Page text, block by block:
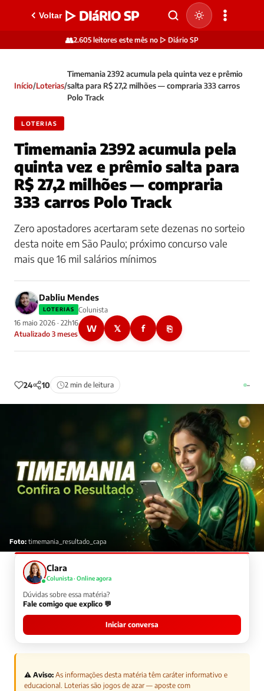
Voltar ▷ DIáRIO SP
👥2.605 leitores este mês no ▷ Diário SP
Início/Loterias/
Timemania 2392 acumula pela quinta vez e prêmio
salta para R$ 27,2 milhões — compraria 333 carros
Polo Track
LOTERIAS
Timemania 2392 acumula pela
quinta vez e prêmio salta para
R$ 27,2 milhões — compraria
333 carros Polo Track
Zero apostadores acertaram sete dezenas no sorteio
desta noite em São Paulo; próximo concurso vale
mais que 16 mil salários mínimos
Dabliu Mendes
LOTERIAS
Colunista
16 maio 2026 · 22h16
Atualizado 3 meses
W 𝕏 f ⎘
24 10 2 min de leitura –
Foto: timemania_resultado_capa
Clara
Colunista · Online agora
Dúvidas sobre essa matéria?
Fale comigo que explico 💬
Iniciar conversa
⚠️ Aviso: As informações desta matéria têm caráter informativo e
educacional. Loterias são jogos de azar — aposte com